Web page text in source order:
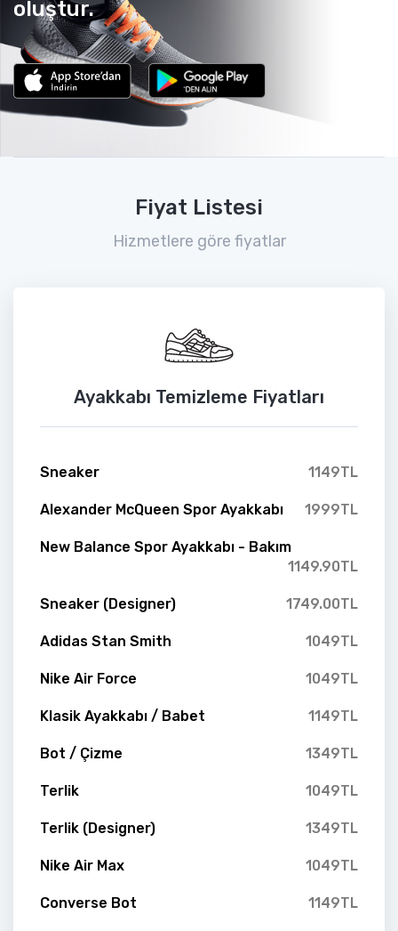
oluştur.
Fiyat Listesi
Hizmetlere göre fiyatlar
Ayakkabı Temizleme Fiyatları
Sneaker 1149TL
Alexander McQueen Spor Ayakkabı 1999TL
New Balance Spor Ayakkabı - Bakım
1149.90TL
Sneaker (Designer) 1749.00TL
Adidas Stan Smith 1049TL
Nike Air Force 1049TL
Klasik Ayakkabı / Babet 1149TL
Bot / Çizme 1349TL
Terlik 1049TL
Terlik (Designer) 1349TL
Nike Air Max 1049TL
Converse Bot 1149TL